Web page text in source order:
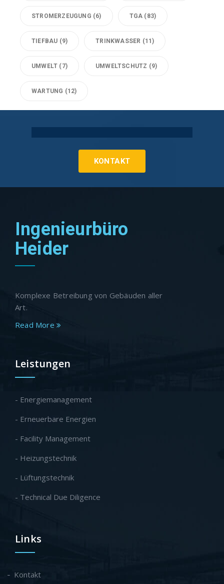
STROMERZEUGUNG (6) TGA (83)
TIEFBAU (9) TRINKWASSER (11)
UMWELT (7) UMWELTSCHUTZ (9)
WARTUNG (12)
KONTAKT
Ingenieurbüro
Heider
Komplexe Betreibung von Gebäuden aller
Art.
Read More
Leistungen
- Energiemanagement
- Erneuerbare Energien
- Facility Management
- Heizungstechnik
- Lüftungstechnik
- Technical Due Diligence
Links
Kontakt